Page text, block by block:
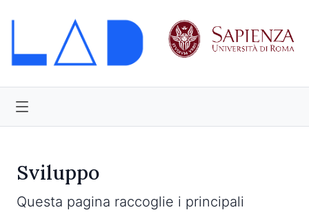
Sviluppo
Questa pagina raccoglie i principali